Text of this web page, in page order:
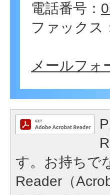
電話番号：
ファックス
メールフォ
す。お持ちで
Reader（